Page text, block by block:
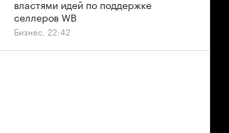
властями идей по поддержке
селлеров WB
Бизнес, 22:42